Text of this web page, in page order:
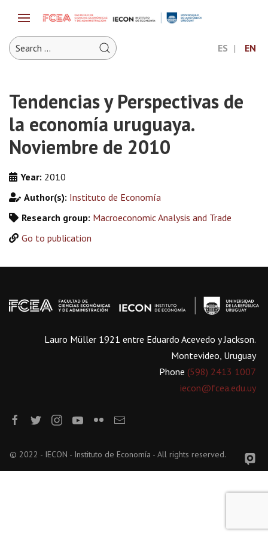
ES EN
Tendencias y Perspectivas de
la economía uruguaya.
Noviembre de 2010
Year: 2010
Author(s): Instituto de Economía
Research group: Macroeconomic Analysis and Trade
Go to publication
Lauro Müller 1921 entre Eduardo Acevedo y Jackson.
Montevideo, Uruguay
Phone (598) 2413 1007
iecon@fcea.edu.uy
© 2022 - IECON - Instituto de Economía - All rights reserved.